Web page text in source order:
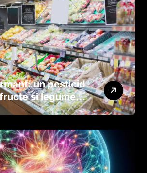
un pesticid
și legume
dezvoltarea
naștere